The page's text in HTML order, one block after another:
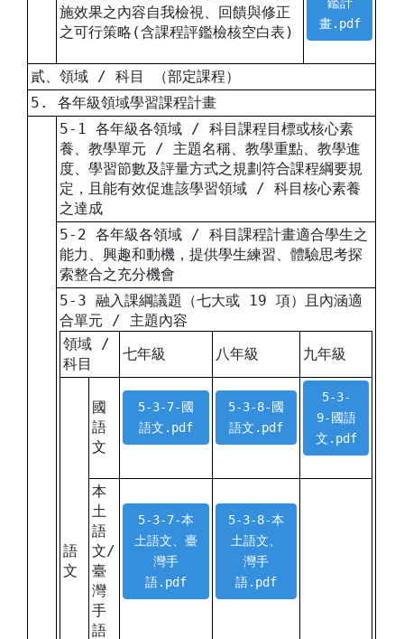
施效果之內容自我檢視、回饋與修正
之可行策略(含課程評鑑檢核空白表)
畫.pdf
貳、領域 / 科目 （部定課程）
5. 各年級領域學習課程計畫
5-1 各年級各領域 / 科目課程目標或核心素
養、教學單元 / 主題名稱、教學重點、教學進
度、學習節數及評量方式之規劃符合課程綱要規
定，且能有效促進該學習領域 / 科目核心素養
之達成
5-2 各年級各領域 / 科目課程計畫適合學生之
能力、興趣和動機，提供學生練習、體驗思考探
索整合之充分機會
5-3 融入課綱議題（七大或 19 項）且內涵適
合單元 / 主題內容
領域 /
科目
七年級 八年級 九年級
語
文
國
語
文
5-3-7-國
語文.pdf
5-3-8-國
語文.pdf
5-3-
9-國語
文.pdf
本
土
語
文/
臺
灣
手
語
5-3-7-本
土語文、臺
灣手
語.pdf
5-3-8-本
土語文、
灣手
語.pdf